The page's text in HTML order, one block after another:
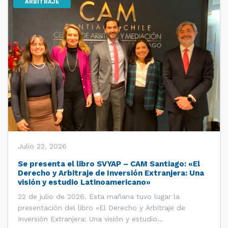
ARBITRAJE
Julio 22, 2026
Se presenta el libro SVYAP – CAM Santiago: «El
Derecho y Arbitraje de Inversión Extranjera: Una
visión y estudio Latinoamericano»
22 de julio de 2026. Esta mañana tuvo lugar la
presentación del libro «El Derecho y Arbitraje de
Inversión Extranjera: Una visión y estudio